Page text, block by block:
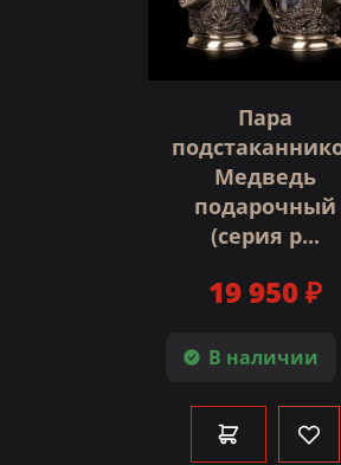
Пара
Медведь
подарочный
(серия р...
В наличии
19 950 ₽